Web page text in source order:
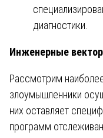
диагностики.
Инженерные
Рассмотрим
злоумышленники
них оставляет
программ